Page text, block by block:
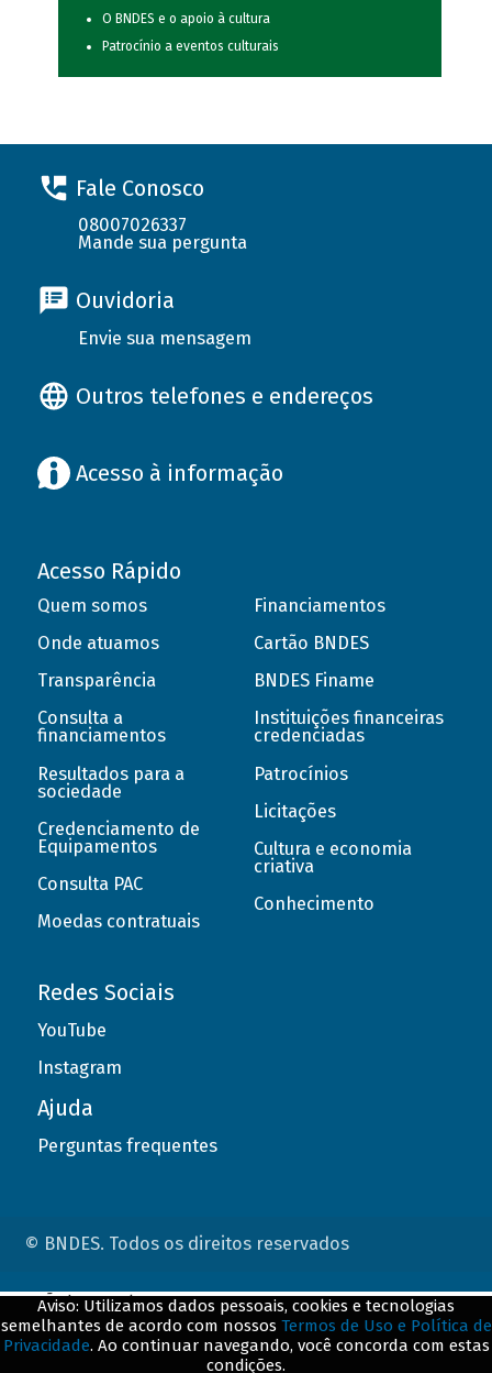
O BNDES e o apoio à cultura
Patrocínio a eventos culturais
Fale Conosco
08007026337
Mande sua pergunta
Ouvidoria
Envie sua mensagem
Outros telefones e endereços
Acesso à informação
Acesso Rápido
Quem somos
Onde atuamos
Transparência
Consulta a
financiamentos
Resultados para a
sociedade
Credenciamento de
Equipamentos
Consulta PAC
Moedas contratuais
Financiamentos
Cartão BNDES
BNDES Finame
Instituições financeiras
credenciadas
Patrocínios
Licitações
Cultura e economia
criativa
Conhecimento
Redes Sociais
YouTube
Instagram
Ajuda
Perguntas frequentes
© BNDES. Todos os direitos reservados
Aviso: Utilizamos dados pessoais, cookies e tecnologias
semelhantes de acordo com nossos Termos de Uso e Política de
Privacidade. Ao continuar navegando, você concorda com estas
condições.
ConteÃºdo complementar
${title}${badge}